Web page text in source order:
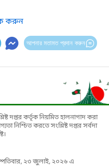
করুন
আপনার মতামত প্রদান করুন
দপ্তর কর্তৃক নিয়মিত হালনাগাদ করা
নিশ্চিত করতে সংশ্লিষ্ট দপ্তর সর্বদা
২৩ জুলাই, ২০২৬ এ